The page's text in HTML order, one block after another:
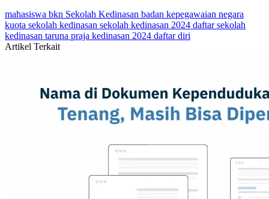
mahasiswa bkn Sekolah Kedinasan badan kepegawaian negara
kuota sekolah kedinasan sekolah kedinasan 2024 daftar sekolah
kedinasan taruna praja kedinasan 2024 daftar diri
Artikel Terkait